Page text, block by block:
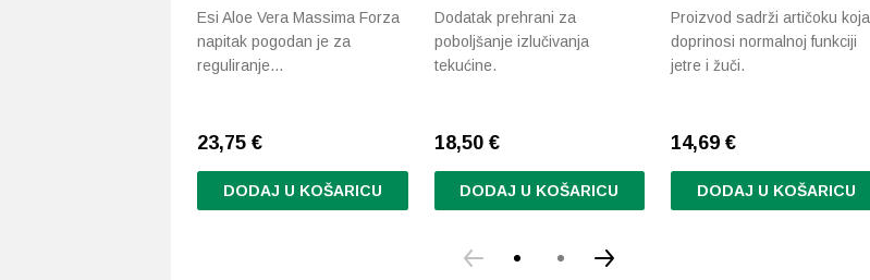
Esi Aloe Vera Massima Forza
napitak pogodan je za
reguliranje…
23,75 €
DODAJ U KOŠARICU
Dodatak prehrani za
poboljšanje izlučivanja
tekućine.
18,50 €
DODAJ U KOŠARICU
Proizvod sadrži artičoku koja
doprinosi normalnoj funkciji
jetre i žuči.
14,69€
DODAJ U KOŠARICU